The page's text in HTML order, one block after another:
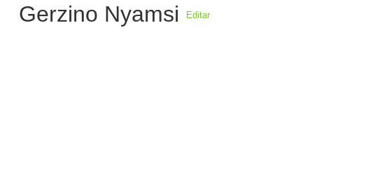
Gerzino Nyamsi Editar